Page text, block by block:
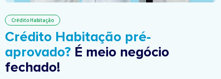
Crédito Habitação
Crédito Habitação pré-
aprovado? É meio negócio
fechado!